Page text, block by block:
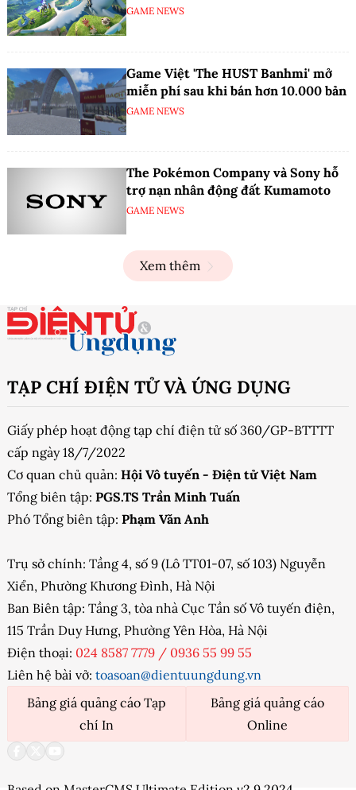
GAME NEWS
Game Việt 'The HUST Banhmi' mở
miễn phí sau khi bán hơn 10.000 bản
GAME NEWS
The Pokémon Company và Sony hỗ
trợ nạn nhân động đất Kumamoto
GAME NEWS
Xem thêm
TẠP CHÍ ĐIỆN TỬ VÀ ỨNG DỤNG
Giấy phép hoạt động tạp chí điện tử số 360/GP-BTTTT
cấp ngày 18/7/2022
Cơ quan chủ quản: Hội Vô tuyến - Điện tử Việt Nam
Tổng biên tập: PGS.TS Trần Minh Tuấn
Phó Tổng biên tập: Phạm Văn Anh
Trụ sở chính: Tầng 4, số 9 (Lô TT01-07, số 103) Nguyễn
Xiển, Phường Khương Đình, Hà Nội
Ban Biên tập: Tầng 3, tòa nhà Cục Tần số Vô tuyến điện,
115 Trần Duy Hưng, Phường Yên Hòa, Hà Nội
Điện thoại: 024 8587 7779 / 0936 55 99 55
Liên hệ bài vở: toasoan@dientuungdung.vn
Bảng giá quảng cáo Tạp
chí In
Bảng giá quảng cáo
Online